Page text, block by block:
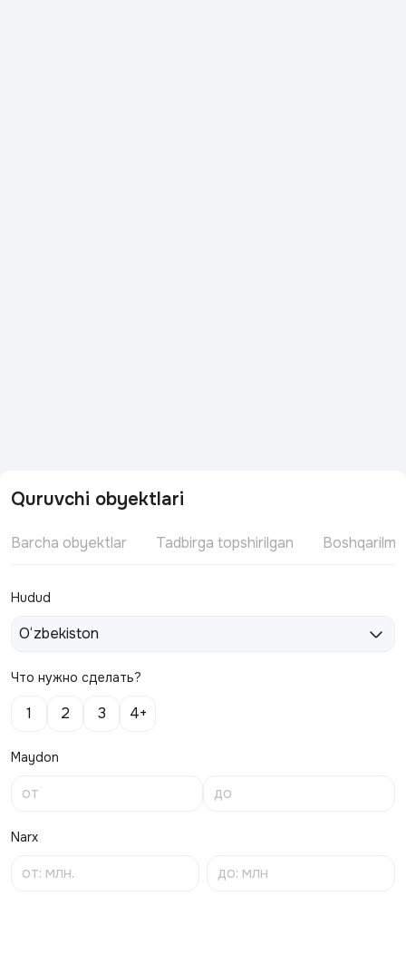
Quruvchi obyektlari
Barcha obyektlar Tadbirga topshirilgan
Hudud
O‘zbekiston
Что нужно сделать?
1 2 3 4+
Maydon
Narx